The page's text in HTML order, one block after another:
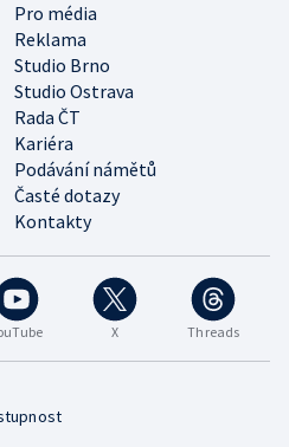
Pro média
Reklama
Studio Brno
Studio Ostrava
Rada ČT
Kariéra
Podávání námětů
Časté dotazy
Kontakty
X Threads